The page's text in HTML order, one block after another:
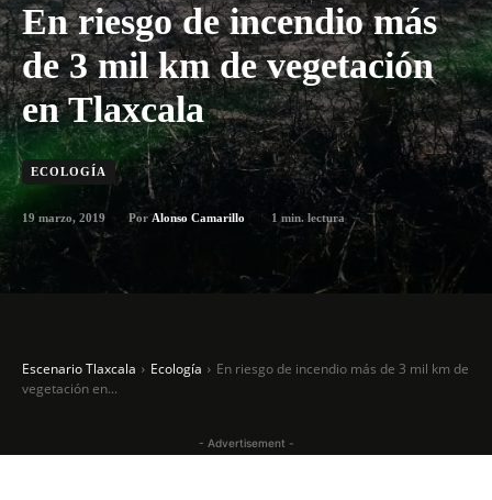
En riesgo de incendio más
de 3 mil km de vegetación
en Tlaxcala
ECOLOGÍA
19 marzo, 2019 Por Alonso Camarillo 1 min. lectura
Escenario Tlaxcala Ecología
En riesgo de incendio más de 3 mil km de
vegetación en...
- Advertisement -